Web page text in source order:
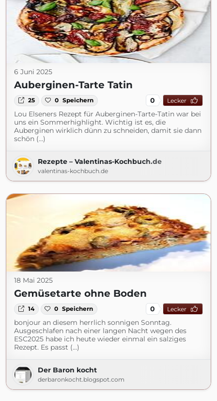
6 Juni 2025
Auberginen-Tarte Tatin
25 0 Speichern 0 Lecker
Lou Elseners Rezept für Auberginen-Tarte-Tatin war bei
uns ein Sommerhighlight. Wichtig ist es, die
Auberginen wirklich dünn zu schneiden, damit sie dann
schön (...)
Rezepte – Valentinas-Kochbuch.de
valentinas-kochbuch.de
18 Mai 2025
Gemüsetarte ohne Boden
14 0 Speichern 0 Lecker
bonjour an diesem herrlich sonnigen Sonntag.
Ausgeschlafen nach einer langen Nacht wegen des
ESC2025 habe ich heute wieder einmal ein salziges
Rezept. Es passt (...)
Der Baron kocht
derbaronkocht.blogspot.com